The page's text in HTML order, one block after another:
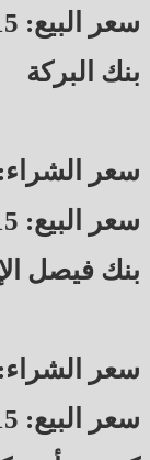
سعر البيع: 53.15 جنيه
بنك البركة
سعر الشراء: 53.05 جنيه
سعر البيع: 53.15 جنيه
بنك فيصل
سعر الشراء: 53.05 جنيه
سعر البيع: 53.15 جنيه